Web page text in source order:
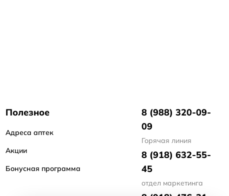
Полезное
Адреса аптек
Акции
Бонусная программа
8 (988) 320-09-
09
Горячая линия
8 (918) 632-55-
45
отдел маркетинга